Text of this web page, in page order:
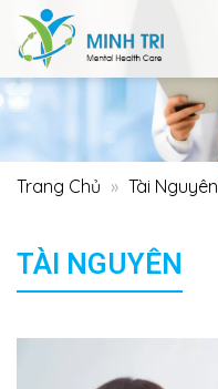
Bỏ
qua
dung
Trang Chủ » Tài Nguyên
TÀI NGUYÊN